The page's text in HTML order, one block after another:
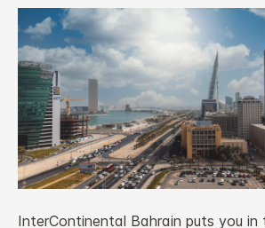
InterContinental Bahrain puts you